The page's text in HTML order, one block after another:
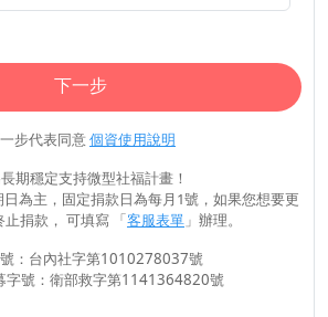
下一步
步代表同意個資使用說明
期穩定支持微型社福計畫！
為主，固定捐款日為每月1號，如果您想要更
捐款， 可填寫 「客服表單」辦理。
：台內社字第1010278037號
字號：衛部救字第1141364820號